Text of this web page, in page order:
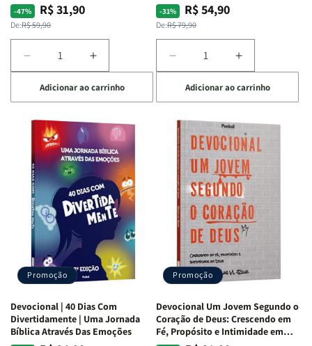
-47%
Preço
normal
De:R$ 59,90
Preço
promocional
R$ 31,90
Diminuir
a
quantidade
de
Devocional
Quarto
de
Guerra
Isabelle
S.
Alves
Aumentar
a
quantidade
de
Devocional
Quarto
de
Guerra
|
Isabelle
S.
Alves
Adicionar ao carrinho
-31%
Preço
normal
De:R$ 79,90
Preço
promocional
R$ 54,90
Diminuir
a
quantidade
de
Devocional
Café
com
Mulheres
da
Bíblia
Equipe
Teológica
Penkal
Aumentar
a
quantidade
de
Devocional
Café
com
Mulheres
da
Bíblia
|
Equipe
Teológica
Penkal
Adicionar ao carrinho
Promoção
Devocional | 40 Dias Com
Divertidamente | Uma Jornada
Bíblica Através Das Emoções
Promoção
Devocional Um Jovem Segundo o
Coração de Deus: Crescendo em
Fé, Propósito e Intimidade em